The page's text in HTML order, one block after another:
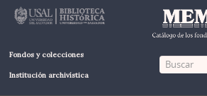
Fondos y colecciones
Institución archivística